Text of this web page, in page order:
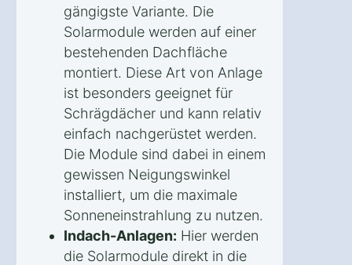
gängigste Variante. Die
Solarmodule werden auf einer
bestehenden Dachfläche
montiert. Diese Art von Anlage
ist besonders geeignet für
Schrägdächer und kann relativ
einfach nachgerüstet werden.
Die Module sind dabei in einem
gewissen Neigungswinkel
installiert, um die maximale
Sonneneinstrahlung zu nutzen.
Indach-Anlagen: Hier werden
die Solarmodule direkt in die